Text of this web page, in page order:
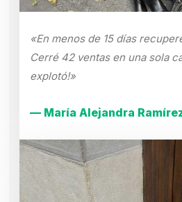
«En menos de 15 días
Cerré 42 ventas en una sola
explotó!»
— María Alejandra